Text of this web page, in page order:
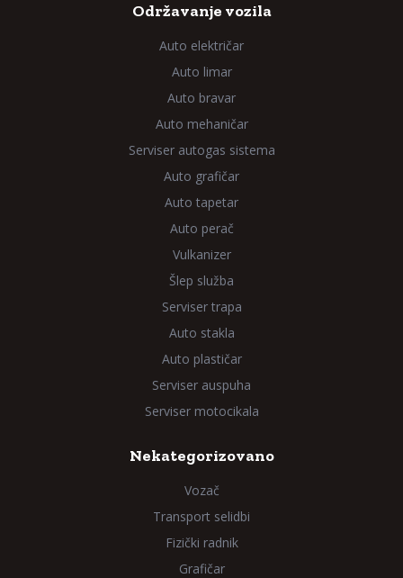
Održavanje vozila
Auto električar
Auto limar
Auto bravar
Auto mehaničar
Serviser autogas sistema
Auto grafičar
Auto tapetar
Auto perač
Vulkanizer
Šlep služba
Serviser trapa
Auto stakla
Auto plastičar
Serviser auspuha
Serviser motocikala
Nekategorizovano
Vozač
Transport selidbi
Fizički radnik
Grafičar